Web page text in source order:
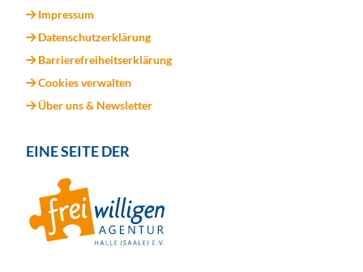
Impressum
Datenschutzerklärung
Barrierefreiheitserklärung
Cookies verwalten
Über uns & Newsletter
EINE SEITE DER